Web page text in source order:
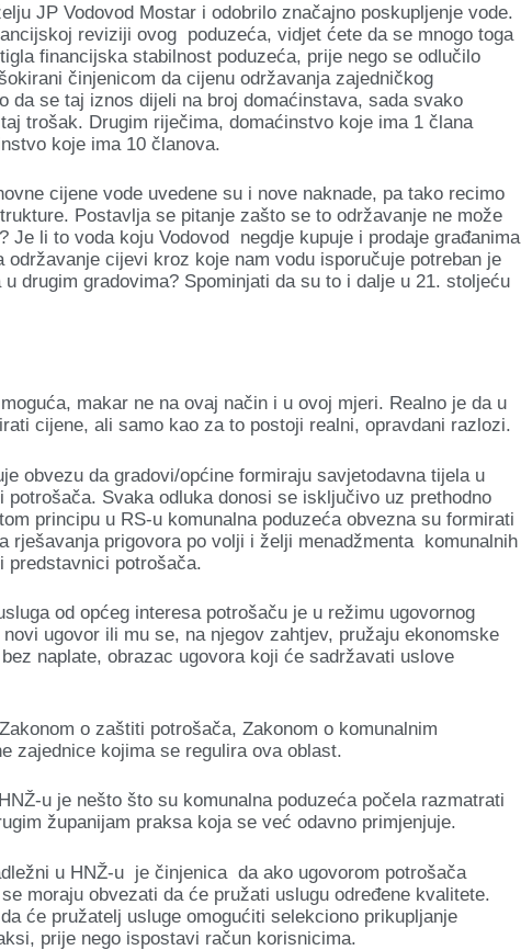
JP Vodovod Mostar i odobrilo značajno poskupljenje vode.
reviziji ovog poduzeća, vidjet ćete da se mnogo toga
financijska stabilnost poduzeća, prije nego se odlučilo
činjenicom da cijenu održavanja zajedničkog
da se taj iznos dijeli na broj domaćinstava, sada svako
trošak. Drugim riječima, domaćinstvo koje ima 1 člana
koje ima 10 članova.
cijene vode uvedene su i nove naknade, pa tako recimo
Postavlja se pitanje zašto se to održavanje ne može
Je li to voda koju Vodovod negdje kupuje i prodaje građanima
cijevi kroz koje nam vodu isporučuje potreban je
drugim gradovima? Spominjati da su to i dalje u 21. stoljeću
makar ne na ovaj način i u ovoj mjeri. Realno je da u
cijene, ali samo kao za to postoji realni, opravdani razlozi.
obvezu da gradovi/općine formiraju savjetodavna tijela u
Svaka odluka donosi se isključivo uz prethodno
principu u RS-u komunalna poduzeća obvezna su formirati
rješavanja prigovora po volji i želji menadžmenta komunalnih
predstavnici potrošača.
od općeg interesa potrošaču je u režimu ugovornog
ugovor ili mu se, na njegov zahtjev, pružaju ekonomske
naplate, obrazac ugovora koji će sadržavati uslove
o zaštiti potrošača, Zakonom o komunalnim
zajednice kojima se regulira ova oblast.
u je nešto što su komunalna poduzeća počela razmatrati
županijam praksa koja se već odavno primjenjuje.
u HNŽ-u je činjenica da ako ugovorom potrošača
moraju obvezati da će pružati uslugu određene kvalitete.
će pružatelj usluge omogućiti selekciono prikupljanje
prije nego ispostavi račun korisnicima.